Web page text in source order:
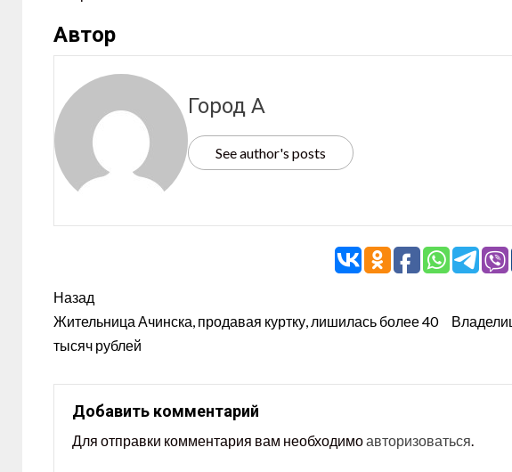
Автор
Город А
See author's posts
Назад
Жительница Ачинска, продавая куртку, лишилась более 40
тысяч рублей
Добавить комментарий
Для отправки комментария вам необходимоавторизоваться.